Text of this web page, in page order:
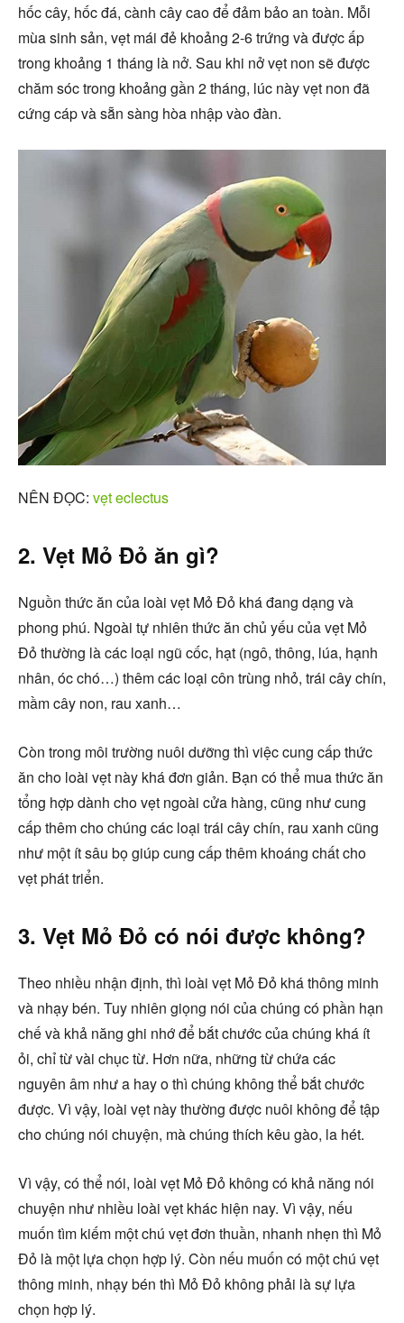
hốc cây, hốc đá, cành cây cao để đảm bảo an toàn. Mỗi
mùa sinh sản, vẹt mái đẻ khoảng 2-6 trứng và được ấp
trong khoảng 1 tháng là nở. Sau khi nở vẹt non sẽ được
chăm sóc trong khoảng gần 2 tháng, lúc này vẹt non đã
cứng cáp và sẵn sàng hòa nhập vào đàn.
NÊN ĐỌC: vẹt eclectus
2. Vẹt Mỏ Đỏ ăn gì?
Nguồn thức ăn của loài vẹt Mỏ Đỏ khá đang dạng và
phong phú. Ngoài tự nhiên thức ăn chủ yếu của vẹt Mỏ
Đỏ thường là các loại ngũ cốc, hạt (ngô, thông, lúa, hạnh
nhân, óc chó…) thêm các loại côn trùng nhỏ, trái cây chín,
mầm cây non, rau xanh…
Còn trong môi trường nuôi dưỡng thì việc cung cấp thức
ăn cho loài vẹt này khá đơn giản. Bạn có thể mua thức ăn
tổng hợp dành cho vẹt ngoài cửa hàng, cũng như cung
cấp thêm cho chúng các loại trái cây chín, rau xanh cũng
như một ít sâu bọ giúp cung cấp thêm khoáng chất cho
vẹt phát triển.
3. Vẹt Mỏ Đỏ có nói được không?
Theo nhiều nhận định, thì loài vẹt Mỏ Đỏ khá thông minh
và nhạy bén. Tuy nhiên giọng nói của chúng có phần hạn
chế và khả năng ghi nhớ để bắt chước của chúng khá ít
ỏi, chỉ từ vài chục từ. Hơn nữa, những từ chứa các
nguyên âm như a hay o thì chúng không thể bắt chước
được. Vì vậy, loài vẹt này thường được nuôi không để tập
cho chúng nói chuyện, mà chúng thích kêu gào, la hét.
Vì vậy, có thể nói, loài vẹt Mỏ Đỏ không có khả năng nói
chuyện như nhiều loài vẹt khác hiện nay. Vì vậy, nếu
muốn tìm kiếm một chú vẹt đơn thuần, nhanh nhẹn thì Mỏ
Đỏ là một lựa chọn hợp lý. Còn nếu muốn có một chú vẹt
thông minh, nhạy bén thì Mỏ Đỏ không phải là sự lựa
chọn hợp lý.